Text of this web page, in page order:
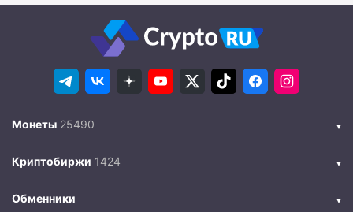
Монеты
Криптобиржи
Обменники